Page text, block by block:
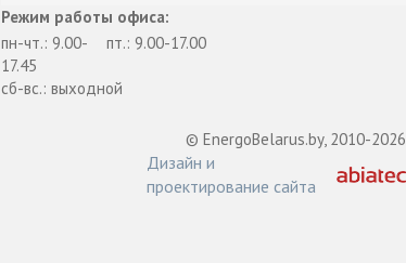
Режим работы офиса:
пн-чт.: 9.00-
17.45
пт.: 9.00-17.00
сб-вс.: выходной
© EnergoBelarus.by, 2010-2026
Дизайн и
проектирование сайта